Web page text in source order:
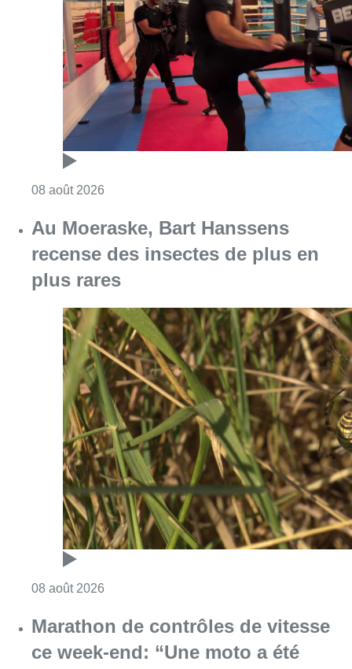
08 août 2026
Au Moeraske, Bart Hanssens
recense des insectes de plus en
plus rares
08 août 2026
Marathon de contrôles de vitesse
ce week-end: “Une moto a été